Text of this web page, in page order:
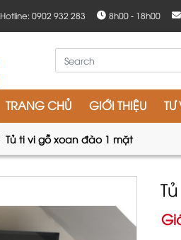
Hotline: 0902 932 283 8h00 - 18h00
TRANG CHỦ GIỚI THIỆU
Tủ ti vi gỗ xoan đào 1 mặt